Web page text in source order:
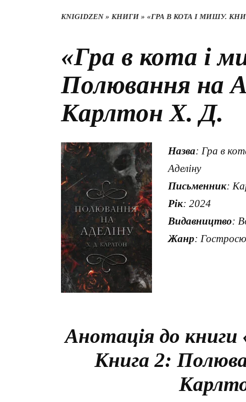
KNIGIDZEN» КНИГИ » «ГРА В КОТА І МИШУ.
«Гра в кота і
Полювання на
Карлтон Х. Д.
Назва: Гра в
Аделіну
Письменник:
Рік: 2024
Видавництво:
Жанр:
Анотація до книги
Книга 2: